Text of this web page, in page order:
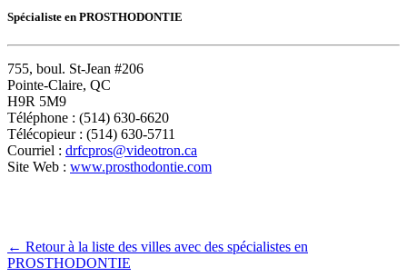
Spécialiste en PROSTHODONTIE
755, boul. St-Jean #206
Pointe-Claire, QC
H9R 5M9
Téléphone : (514) 630-6620
Télécopieur : (514) 630-5711
Courriel : drfcpros@videotron.ca
Site Web : www.prosthodontie.com
← Retour à la liste des villes avec des spécialistes en
PROSTHODONTIE